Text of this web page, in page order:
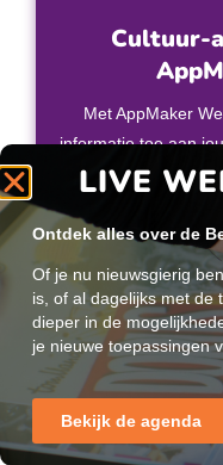
Cultuur-
Met AppMaker
informatie toe aan
direct toegang tot
tentoonstelling,
online
LIVE
Ontdek alles over de
Of je nu nieuwsgierig
is, of al dagelijks met de
dieper in de
je nieuwe toepassingen
Bekijk de agenda